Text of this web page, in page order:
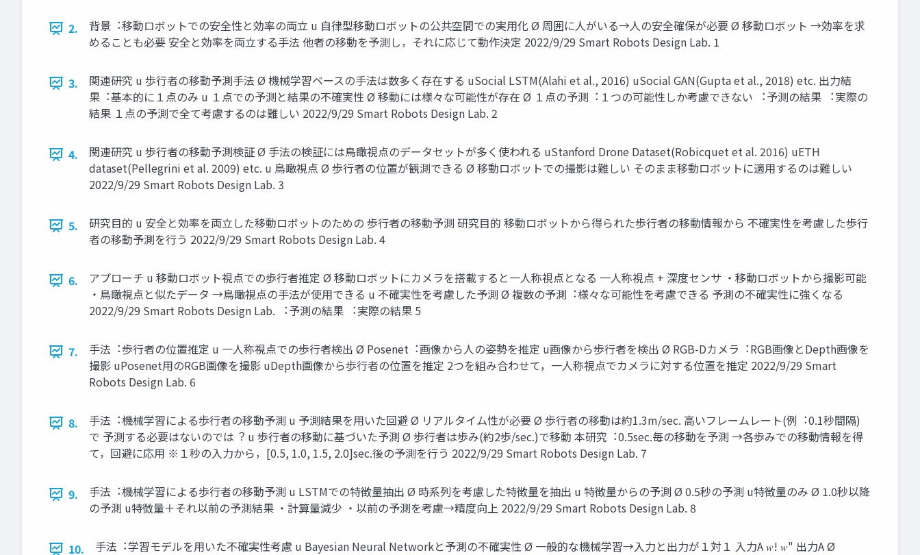
2.
背景︓移動ロボットでの安全性と効率の両⽴ u ⾃律型移動ロボットの公共空間での実⽤化 Ø 周囲に⼈がいる→⼈の安全確保が必要 Ø 移動ロボット →効率を求
めることも必要 安全と効率を両⽴する⼿法 他者の移動を予測し，それに応じて動作決定 2022/9/29 Smart Robots Design Lab. 1
3.
関連研究 u 歩⾏者の移動予測⼿法 Ø 機械学習ベースの⼿法は数多く存在する uSocial LSTM(Alahi et al., 2016) uSocial GAN(Gupta et al., 2018) etc. 出⼒結
果︓基本的に１点のみ u １点での予測と結果の不確実性 Ø 移動には様々な可能性が存在 Ø １点の予測︓１つの可能性しか考慮できない ︓予測の結果 ︓実際の
結果 １点の予測で全て考慮するのは難しい 2022/9/29 Smart Robots Design Lab. 2
4.
関連研究 u 歩⾏者の移動予測検証 Ø ⼿法の検証には⿃瞰視点のデータセットが多く使われる uStanford Drone Dataset(Robicquet et al. 2016) uETH
dataset(Pellegrini et al. 2009) etc. u ⿃瞰視点 Ø 歩⾏者の位置が観測できる Ø 移動ロボットでの撮影は難しい そのまま移動ロボットに適⽤するのは難しい
2022/9/29 Smart Robots Design Lab. 3
5.
研究⽬的 u 安全と効率を両⽴した移動ロボットのための 歩⾏者の移動予測 研究⽬的 移動ロボットから得られた歩⾏者の移動情報から 不確実性を考慮した歩⾏
者の移動予測を⾏う 2022/9/29 Smart Robots Design Lab. 4
6.
アプローチ u 移動ロボット視点での歩⾏者推定 Ø 移動ロボットにカメラを搭載すると⼀⼈称視点となる ⼀⼈称視点 + 深度センサ ・移動ロボットから撮影可能
・⿃瞰視点と似たデータ →⿃瞰視点の⼿法が使⽤できる u 不確実性を考慮した予測 Ø 複数の予測︓様々な可能性を考慮できる 予測の不確実性に強くなる
2022/9/29 Smart Robots Design Lab. ︓予測の結果 ︓実際の結果 5
7.
⼿法︓歩⾏者の位置推定 u ⼀⼈称視点での歩⾏者検出 Ø Posenet︓画像から⼈の姿勢を推定 u画像から歩⾏者を検出 Ø RGB-Dカメラ︓RGB画像とDepth画像を
撮影 uPosenet⽤のRGB画像を撮影 uDepth画像から歩⾏者の位置を推定 2つを組み合わせて，⼀⼈称視点でカメラに対する位置を推定 2022/9/29 Smart
Robots Design Lab. 6
8.
⼿法︓機械学習による歩⾏者の移動予測 u 予測結果を⽤いた回避 Ø リアルタイム性が必要 Ø 歩⾏者の移動は約1.3m/sec. ⾼いフレームレート(例︓0.1秒間隔)
で 予測する必要はないのでは︖ u 歩⾏者の移動に基づいた予測 Ø 歩⾏者は歩み(約2歩/sec.)で移動 本研究︓0.5sec.毎の移動を予測 →各歩みでの移動情報を得
て，回避に応⽤ ※１秒の⼊⼒から，[0.5, 1.0, 1.5, 2.0]sec.後の予測を⾏う 2022/9/29 Smart Robots Design Lab. 7
9.
⼿法︓機械学習による歩⾏者の移動予測 u LSTMでの特徴量抽出 Ø 時系列を考慮した特徴量を抽出 u 特徴量からの予測 Ø 0.5秒の予測 u特徴量のみ Ø 1.0秒以降
の予測 u特徴量＋それ以前の予測結果 ・計算量減少 ・以前の予測を考慮→精度向上 2022/9/29 Smart Robots Design Lab. 8
10.
⼿法︓学習モデルを⽤いた不確実性考慮 u Bayesian Neural Networkと予測の不確実性 Ø ⼀般的な機械学習→⼊⼒と出⼒が１対１ ⼊⼒A 𝑤! 𝑤" 出⼒A Ø